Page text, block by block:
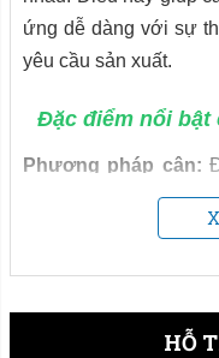
ứng dễ dàng với sự
yêu cầu sản xuất.
Đặc điểm nổi bật
Phương pháp cân:
sử dụng cửa cân
đảm bảo hoạt động
xí nghiệp.
HỖ